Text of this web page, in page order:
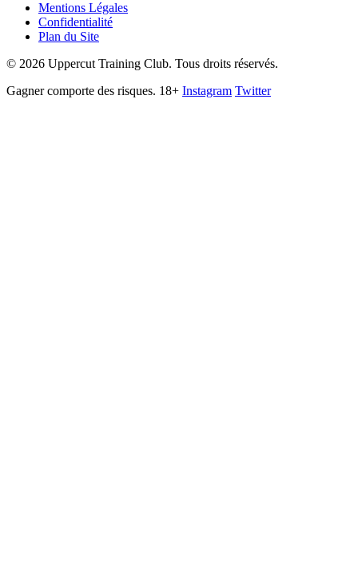
Mentions Légales
Confidentialité
Plan du Site
© 2026 Uppercut Training Club. Tous droits réservés.
Gagner comporte des risques. 18+ Instagram Twitter